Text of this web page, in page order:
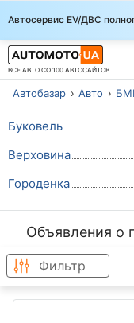
Автосервис EV/ДВС
ВСЕ АВТО СО 100 АВТОСАЙТОВ
Автобазар Авто
Буковель
Верховина
Городенка
Объявления
Фильтр